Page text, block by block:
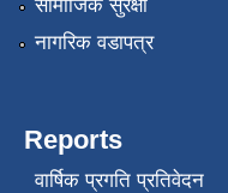
सामाजिक सुरक्षा
नागरिक वडापत्र
Reports
वार्षिक प्रगति प्रतिवेदन